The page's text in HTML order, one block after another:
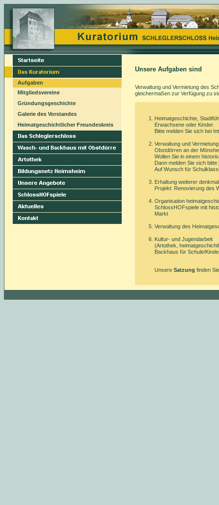
Aufgaben
Mitgliedsvereine
Gründungsgeschichte
Galerie des Vorstandes
Heimatgeschichtlicher Freundeskreis
Unsere Aufgaben sind
Verwaltung und Vermietung des
gleichermaßen zur Verfügung zu
Heimatgeschichte,
Erwachsene oder Kinder.
Bitte melden Sie sich bei
Verwaltung und
Obstdörren an der
Wollen Sie in einem
Dann melden Sie sich bitte
Auf Wunsch für
Erhaltung weiterer
Projekt: Renovierung des
Organisation
SchlossHOFspiele mit
Markt
Verwaltung des
Kultur- und Jugendarbeit
(Artothek,
Backhaus für Schule/
Unsere Satzung finden